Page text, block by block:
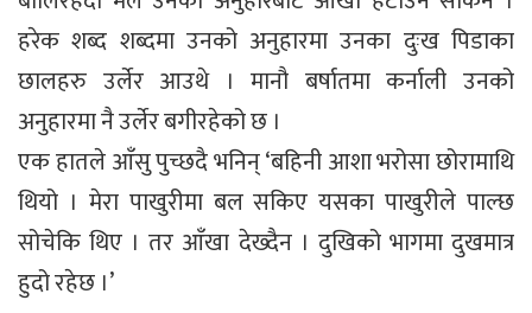
हरेक शब्द शब्दमा उनको अनुहारमा उनका दुःख पिडाका
छालहरु उर्लेर आउथे । मानौ बर्षातमा कर्नाली उनको
अनुहारमा नै उर्लेर बगीरहेको छ ।
एक हातले आँसु पुच्छदै भनिन् ‘बहिनी आशा भरोसा छोरामाथि
थियो । मेरा पाखुरीमा बल सकिए यसका पाखुरीले पाल्छ
सोचेकि थिए । तर आँखा देख्दैन । दुखिको भागमा दुखमात्र
हुदो रहेछ ।’